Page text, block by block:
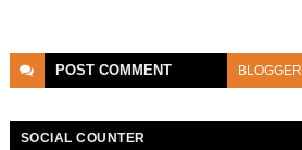
POST COMMENT BLOGGER
SOCIAL COUNTER